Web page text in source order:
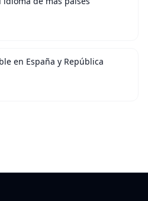
en España y República